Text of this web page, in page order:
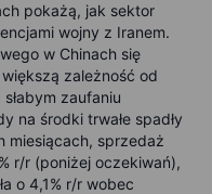
pokażą, jak sektor
wojny z Iranem.
w Chinach się
zależność od
zaufaniu
na środki trwałe spadły
miesiącach, sprzedaż
r/r (poniżej oczekiwań),
o 4,1% r/r wobec